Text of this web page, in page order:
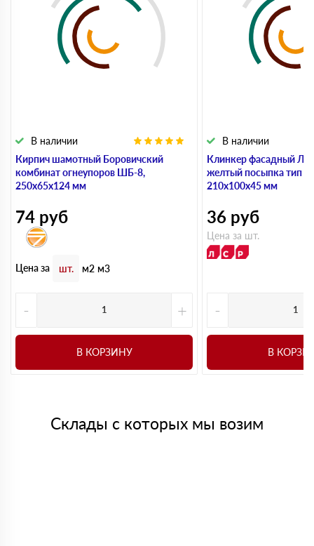
Кирпич шамотный Боровичский
комбинат огнеупоров ШБ-8,
250х65х124 мм
В наличии
74 руб
Цена за шт. м2 м3
- +
В КОРЗИНУ
Клинкер фасадный
желтый посыпка тип
210х100х45 мм
В наличии
36 руб
Цена за шт.
-
В
Склады с которых мы возим